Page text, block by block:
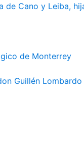
de Cano y Leiba,
de Monterrey
Guillén